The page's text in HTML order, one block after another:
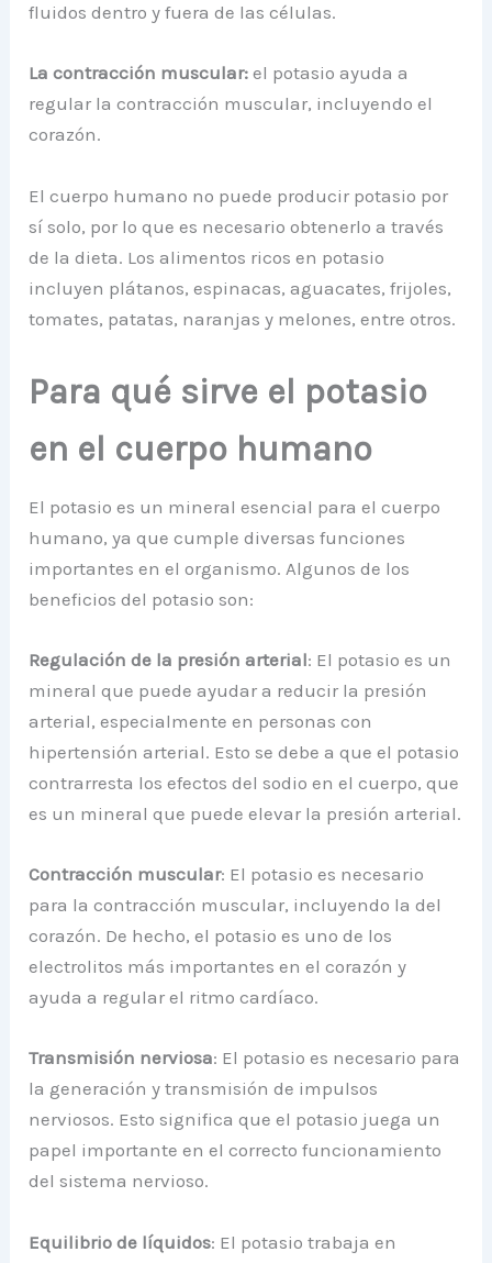
fluidos dentro y fuera de las células.
La contracción muscular: el potasio ayuda a
regular la contracción muscular, incluyendo el
corazón.
El cuerpo humano no puede producir potasio por
sí solo, por lo que es necesario obtenerlo a través
de la dieta. Los alimentos ricos en potasio
incluyen plátanos, espinacas, aguacates, frijoles,
tomates, patatas, naranjas y melones, entre otros.
Para qué sirve el potasio
en el cuerpo humano
El potasio es un mineral esencial para el cuerpo
humano, ya que cumple diversas funciones
importantes en el organismo. Algunos de los
beneficios del potasio son:
Regulación de la presión arterial: El potasio es un
mineral que puede ayudar a reducir la presión
arterial, especialmente en personas con
hipertensión arterial. Esto se debe a que el potasio
contrarresta los efectos del sodio en el cuerpo, que
es un mineral que puede elevar la presión arterial.
Contracción muscular: El potasio es necesario
para la contracción muscular, incluyendo la del
corazón. De hecho, el potasio es uno de los
electrolitos más importantes en el corazón y
ayuda a regular el ritmo cardíaco.
Transmisión nerviosa: El potasio es necesario para
la generación y transmisión de impulsos
nerviosos. Esto significa que el potasio juega un
papel importante en el correcto funcionamiento
del sistema nervioso.
Equilibrio de líquidos: El potasio trabaja en